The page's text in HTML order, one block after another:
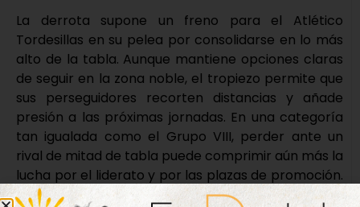
La derrota supone un freno para el Atlético
Tordesillas en su pelea por consolidarse en lo más
alto de la tabla. Aunque mantiene opciones claras
de seguir en la zona noble, el tropiezo permite que
sus perseguidores recorten distancias y añade
presión a las próximas jornadas. En una categoría
tan igualada como el Grupo VIII, perder ante un
rival de mitad de tabla puede comprimir aún más la
lucha por el liderato y por las plazas de promoción.
El margen que el Tordesillas había construido en